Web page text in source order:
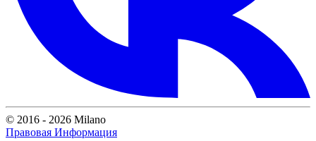
© 2016 - 2026 Milano
Правовая Информация